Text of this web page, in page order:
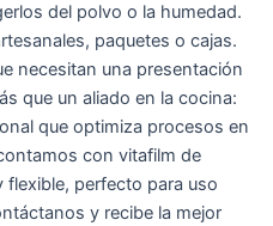
del polvo o la humedad.
paquetes o cajas.
necesitan una presentación
que un aliado en la cocina:
que optimiza procesos en
con vitafilm de
perfecto para uso
y recibe la mejor